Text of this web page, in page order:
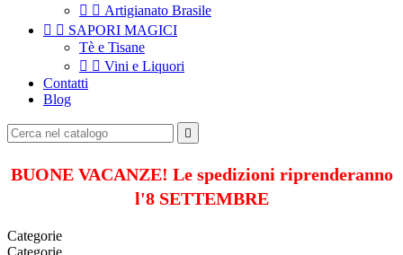
  Artigianato Brasile
  SAPORI MAGICI
Tè e Tisane
  Vini e Liquori
Contatti
Blog

BUONE VACANZE! Le spedizioni riprenderanno
l'8 SETTEMBRE
Categorie
Categorie